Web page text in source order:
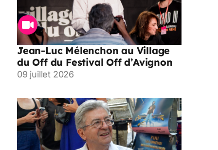
Jean-Luc Mélenchon au Village
du Off du Festival Off d’Avignon
09 juillet 2026